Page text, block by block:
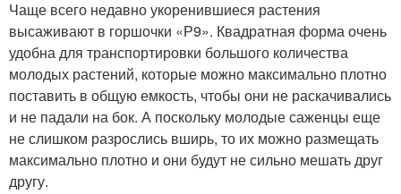
Чаще всего недавно укоренившиеся растения
высаживают в горшочки «Р9». Квадратная форма очень
удобна для транспортировки большого количества
молодых растений, которые можно максимально плотно
поставить в общую емкость, чтобы они не раскачивались
и не падали на бок. А поскольку молодые саженцы еще
не слишком разрослись вширь, то их можно размещать
максимально плотно и они будут не сильно мешать друг
другу.